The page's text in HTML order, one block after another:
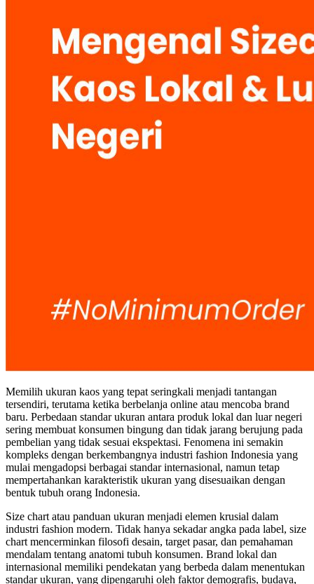
Memilih ukuran kaos yang tepat seringkali menjadi tantangan
tersendiri, terutama ketika berbelanja online atau mencoba brand
baru. Perbedaan standar ukuran antara produk lokal dan luar negeri
sering membuat konsumen bingung dan tidak jarang berujung pada
pembelian yang tidak sesuai ekspektasi. Fenomena ini semakin
kompleks dengan berkembangnya industri fashion Indonesia yang
mulai mengadopsi berbagai standar internasional, namun tetap
mempertahankan karakteristik ukuran yang disesuaikan dengan
bentuk tubuh orang Indonesia.
Size chart atau panduan ukuran menjadi elemen krusial dalam
industri fashion modern. Tidak hanya sekadar angka pada label, size
chart mencerminkan filosofi desain, target pasar, dan pemahaman
mendalam tentang anatomi tubuh konsumen. Brand lokal dan
internasional memiliki pendekatan yang berbeda dalam menentukan
standar ukuran, yang dipengaruhi oleh faktor demografis, budaya,